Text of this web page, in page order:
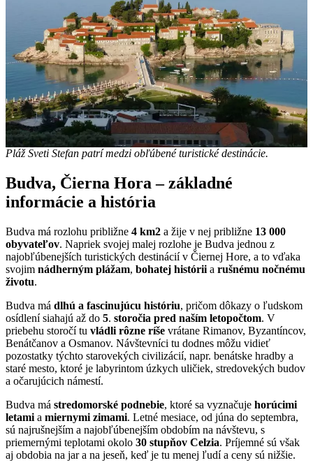
Pláž Sveti Stefan patrí medzi obľúbené turistické destinácie.
Budva, Čierna Hora – základné
informácie a história
Budva má rozlohu približne 4 km2 a žije v nej približne 13 000
obyvateľov. Napriek svojej malej rozlohe je Budva jednou z
najobľúbenejších turistických destinácií v Čiernej Hore, a to vďaka
svojim nádherným plážam, bohatej histórii a rušnému nočnému
životu.
Budva má dlhú a fascinujúcu históriu, pričom dôkazy o ľudskom
osídlení siahajú až do 5. storočia pred naším letopočtom. V
priebehu storočí tu vládli rôzne ríše vrátane Rimanov, Byzantíncov,
Benátčanov a Osmanov. Návštevníci tu dodnes môžu vidieť
pozostatky týchto starovekých civilizácií, napr. benátske hradby a
staré mesto, ktoré je labyrintom úzkych uličiek, stredovekých budov
a očarujúcich námestí.
Budva má stredomorské podnebie, ktoré sa vyznačuje horúcimi
letami a miernymi zimami. Letné mesiace, od júna do septembra,
sú najrušnejším a najobľúbenejším obdobím na návštevu, s
priemernými teplotami okolo 30 stupňov Celzia. Príjemné sú však
aj obdobia na jar a na jeseň, keď je tu menej ľudí a ceny sú nižšie.